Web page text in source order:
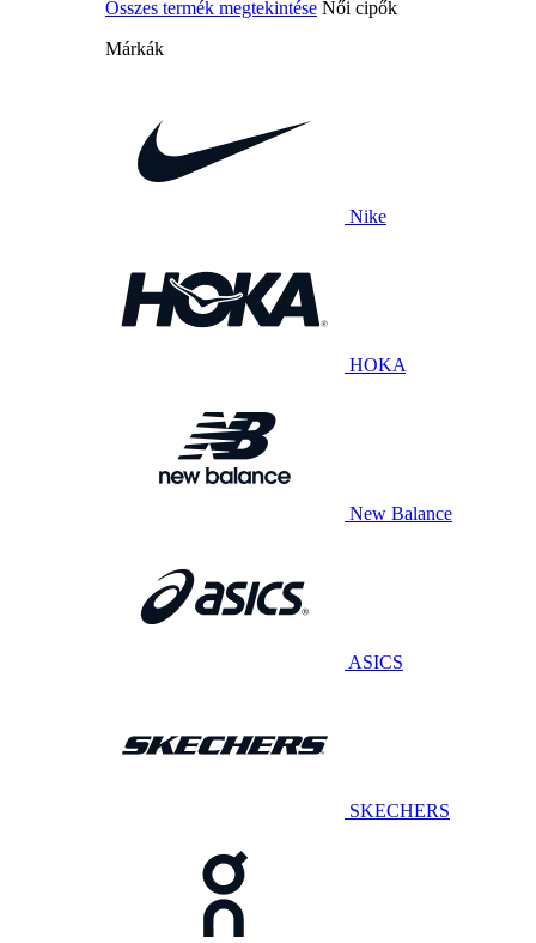
Összes termék megtekintése Női cipők
Márkák
Nike
HOKA
New Balance
ASICS
SKECHERS